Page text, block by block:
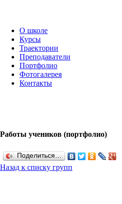
О школе
Курсы
Траектории
Преподаватели
Портфолио
Фотогалерея
Контакты
Работы учеников (портфолио)
Поделиться…
Назад к списку групп